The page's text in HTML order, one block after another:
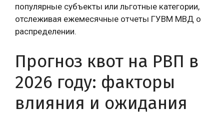
популярные субъекты или льготные категории,
отслеживая ежемесячные отчеты ГУВМ МВД о
распределении.
Прогноз квот на РВП в
2026 году: факторы
влияния и ожидания